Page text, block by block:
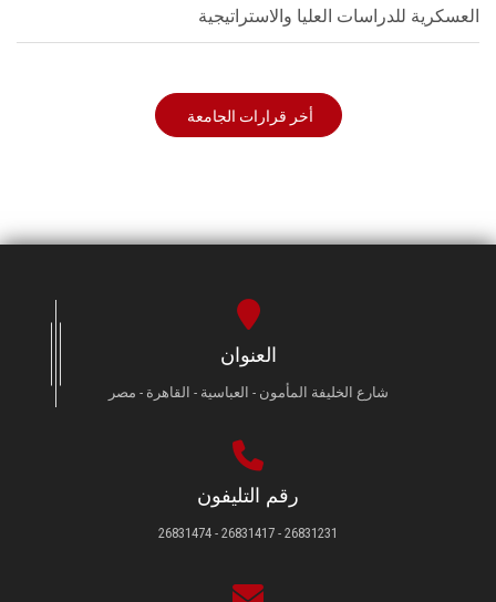
العسكرية للدراسات العليا والاستراتيجية
أخر قرارات الجامعة
العنوان
شارع الخليفة المأمون - العباسية - القاهرة - مصر
رقم التليفون
26831231 - 26831417 - 26831474